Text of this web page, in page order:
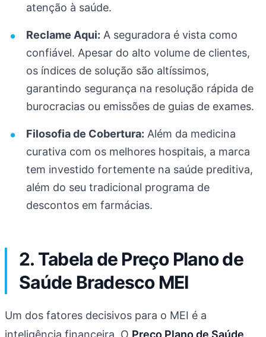
atenção à saúde.
Reclame Aqui: A seguradora é vista como
confiável. Apesar do alto volume de clientes,
os índices de solução são altíssimos,
garantindo segurança na resolução rápida de
burocracias ou emissões de guias de exames.
Filosofia de Cobertura: Além da medicina
curativa com os melhores hospitais, a marca
tem investido fortemente na saúde preditiva,
além do seu tradicional programa de
descontos em farmácias.
2. Tabela de Preço Plano de
Saúde Bradesco MEI
Um dos fatores decisivos para o MEI é a
inteligência financeira. O Preço Plano de Saúde